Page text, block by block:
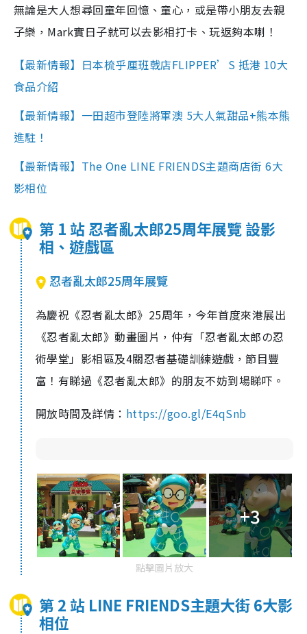
無論是大人想尋回童年回憶、童心，或是帶小朋友去親
子樂，Mark實日子就可以去影相打卡、玩返夠本喇！
【最新情報】日本梳乎厘班戟店FLIPPER’S 抵港 10大
食品介紹
【最新情報】一田超市登陸將軍澳 5大人氣甜品+熊本熊
進駐！
【最新情報】The One LINE FRIENDS主題商店街 6大
影相位
第 1 站 忍者亂太郎25周年展覽 設影
相、遊戲區
忍者亂太郎25周年展覽
為慶祝《忍者亂太郎》25周年，今年首度來港展出
《忍者亂太郎》動畫圖片，仲有「忍者亂太郎の忍
術學堂」影相區及4關忍者基礎訓練遊戲，節目豐
富！有睇過《忍者亂太郎》的朋友不妨到場睇吓。
開放時間及詳情： https://goo.gl/E4qSnb
+3
點擊圖片放大
第 2 站 LINE FRIENDS主題大街 6大影
相位